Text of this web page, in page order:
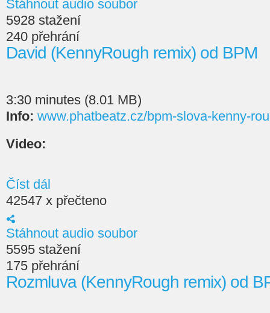
Stáhnout audio soubor
5928 stažení
240 přehrání
David (KennyRough remix) od BPM
3:30 minutes (8.01 MB)
Info: www.phatbeatz.cz/bpm-slova-kenny-
Video:
Číst dál
42547 x přečteno
Stáhnout audio soubor
5595 stažení
175 přehrání
Rozmluva (KennyRough remix) od